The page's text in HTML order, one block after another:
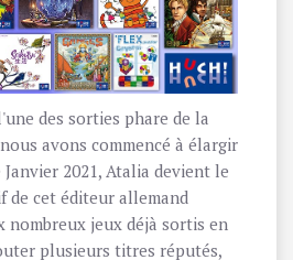
des sorties phare de la
avons commencé à élargir
2021, Atalia devient le
de cet éditeur allemand
nombreux jeux déjà sortis en
plusieurs titres réputés,